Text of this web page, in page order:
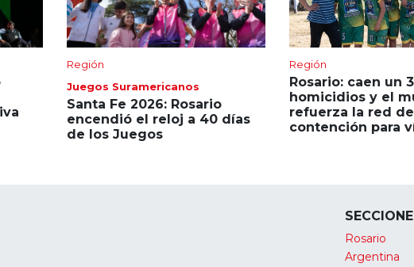
Región
Juegos Suramericanos
Santa Fe 2026: Rosario
encendió el reloj a 40 días
de los Juegos
Región
Rosario: caen un
homicidios y el
refuerza la red de
contención para
Rosario
Argentina